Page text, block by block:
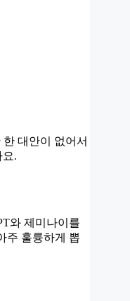
대안이 없어서
.
와 제미나이를
주 훌륭하게 뽑